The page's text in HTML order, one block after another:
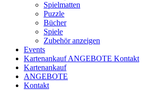
Spielmatten
Puzzle
Bücher
Spiele
Zubehör anzeigen
Events
KartenankaufANGEBOTE Kontakt
Kartenankauf
ANGEBOTE
Kontakt